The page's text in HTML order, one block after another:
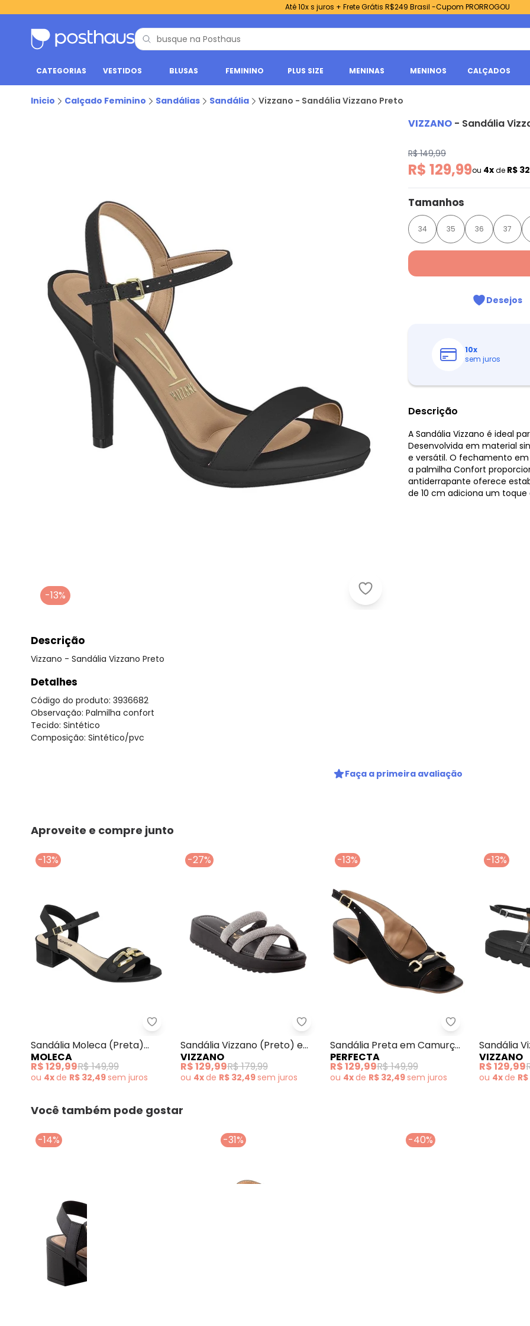
Até 10x s juros + Frete Grátis R$249 Brasil -Cupom PRORROGOU
CATEGORIAS VESTIDOS BLUSAS FEMININO PLUS SIZE MENINAS MENINOS CALÇADOS
Inicio Calçado Feminino Sandálias Sandália Vizzano - Sandália Vizzano Preto
Vizzano - Sandália Vizzano Preto
-13%
VIZZANO - Sandália
R$ 149,99
R$ 129,99ou 4xde R$
Tamanhos
34 35 36 37
Desejos
10x
sem juros
Descrição
A Sandália Vizzano é ideal
Desenvolvida em material
e versátil. O fechamento
a palmilha Confort
antiderrapante oferece
de 10 cm adiciona um toque
Descrição
Vizzano - Sandália Vizzano Preto
Detalhes
Código do produto: 3936682
Observação: Palmilha confort
Tecido: Sintético
Composição: Sintético/pvc
Faça a primeira avaliação
Aproveite e compre junto
-13%
Sandália Moleca (Preta) com Adereço Dourado
Sandália Moleca (Preta)
com Adereço Dourado
MOLECA
R$ 129,99R$ 149,99
ou 4xde R$ 32,49sem juros
-27%
Sandália Vizzano (Preto) em Sintético
Sandália Vizzano (Preto) em
Sintético
VIZZANO
R$ 129,99R$ 179,99
ou 4xde R$ 32,49sem juros
-13%
Perfecta -
Sandália Preta em Camurça
Sintética
PERFECTA
R$ 129,99R$ 149,99
ou 4xde R$ 32,49sem juros
-13%
Sandália
VIZZANO
R$ 129,99
ou 4xde
Você também pode gostar
-14% -31% -40%